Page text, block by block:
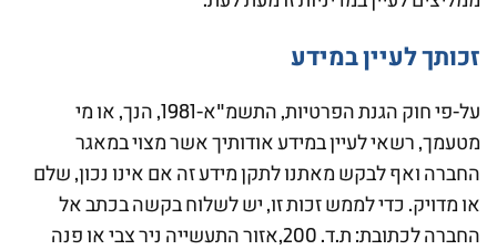
זכותך לעיין במידע
על-פי חוק הגנת הפרטיות, התשמ"א-1981, הנך, או מי
מטעמך, רשאי לעיין במידע אודותיך אשר מצוי במאגר
החברה ואף לבקש מאתנו לתקן מידע זה אם אינו נכון, שלם
או מדויק. כדי לממש זכות זו, יש לשלוח בקשה בכתב אל
החברה לכתובת: ת.ד. 200,אזור התעשייה ניר צבי או פנה